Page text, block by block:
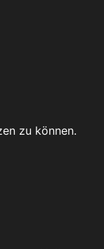
zu können.